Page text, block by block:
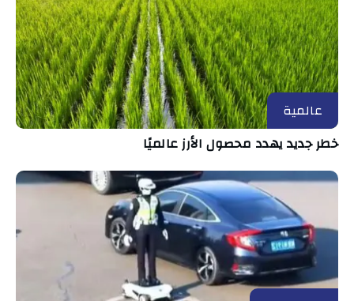
عالمية
خطر جديد يهدد محصول الأرز عالميًا